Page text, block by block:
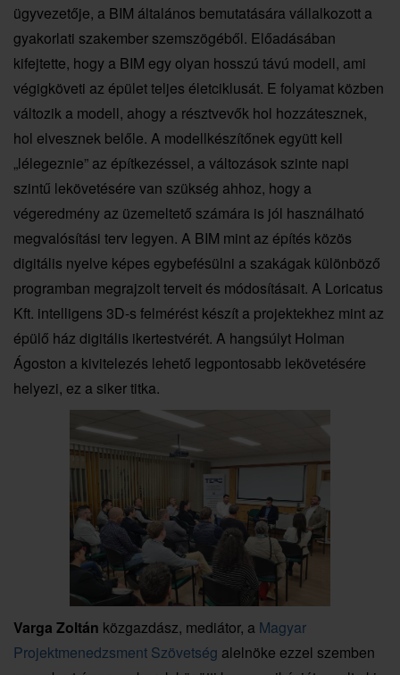
ügyvezetője, a BIM általános bemutatására vállalkozott a
gyakorlati szakember szemszögéből. Előadásában
kifejtette, hogy a BIM egy olyan hosszú távú modell, ami
végigköveti az épület teljes életciklusát. E folyamat közben
változik a modell, ahogy a résztvevők hol hozzátesznek,
hol elvesznek belőle. A modellkészítőnek együtt kell
„lélegeznie” az építkezéssel, a változások szinte napi
szintű lekövetésére van szükség ahhoz, hogy a
végeredmény az üzemeltető számára is jól használható
megvalósítási terv legyen. A BIM mint az építés közös
digitális nyelve képes egybefésülni a szakágak különböző
programban megrajzolt terveit és módosításait. A Loricatus
Kft. intelligens 3D-s felmérést készít a projektekhez mint az
épülő ház digitális ikertestvérét. A hangsúlyt Holman
Ágoston a kivitelezés lehető legpontosabb lekövetésére
helyezi, ez a siker titka.
Varga Zoltán közgazdász, mediátor, a Magyar
Projektmenedzsment Szövetség alelnöke ezzel szemben